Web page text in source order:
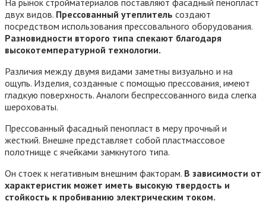
На рынок стройматериалов поставляют фасадный пенопласт
двух видов. Прессованный утеплитель создают
посредством использования прессовального оборудования.
Разновидности второго типа спекают благодаря
высокотемпературной технологии.
Различия между двумя видами заметны визуально и на
ощупь. Изделия, созданные с помощью прессования, имеют
гладкую поверхность. Аналоги беспрессованного вида слегка
шероховаты.
Прессованный фасадный пенопласт в меру прочный и
жесткий. Внешне представляет собой пластмассовое
полотнище с ячейками замкнутого типа.
Он стоек к негативным внешним факторам. В зависимости от
характеристик может иметь высокую твердость и
стойкость к пробиванию электрическим током.